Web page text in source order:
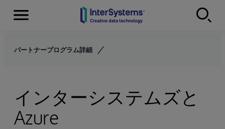
Skip to content
Menu
パートナープログラム詳細
インターシステムズと
Azure